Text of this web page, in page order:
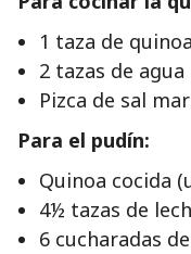
1 taza de
2 tazas de agua
Pizca de sal
Para el pudín:
Quinoa cocida
4½ tazas de
6 cucharadas